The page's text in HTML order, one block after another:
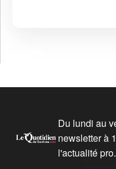
Du lundi au
newsletter à
l'actualité pro.